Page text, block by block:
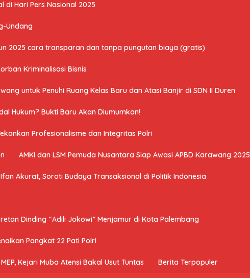
di Hari Pers Nasional 2025
Undang
2025 cara transparan dan tanpa pungutan biaya (gratis)
Kriminalisasi Bisnis
untuk Penuhi Ruang Kelas Baru dan Atasi Banjir di SDN II Duren
Hukum? Bukti Baru Akan Diumumkan!
Profesionalisme dan Integritas Polri
AMKI dan LSM Pemuda Nusantara Siap Awasi APBD Karawang 2025
Akurat, Soroti Budaya Transaksional di Politik Indonesia
Dinding “Adili Jokowi” Menjamur di Kota Palembang
Pangkat 22 Pati Polri
Kejari Muba Atensi Bakal Usut Tuntas Berita Terpopuler